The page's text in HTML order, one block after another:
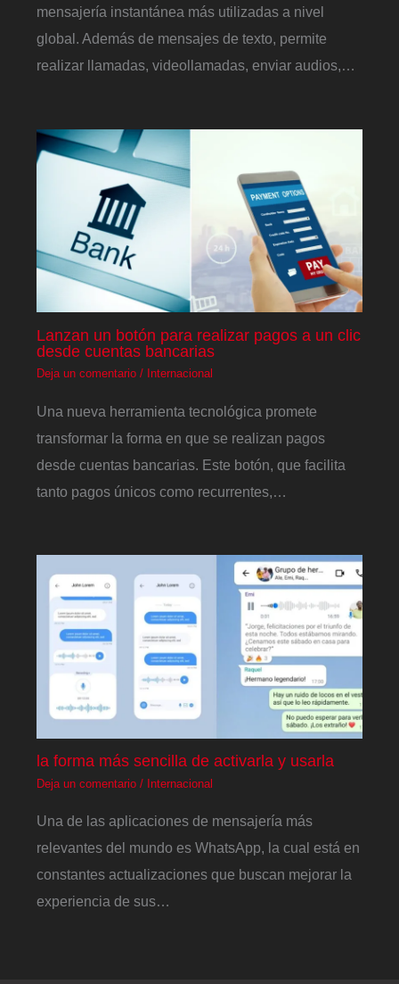
mensajería instantánea más utilizadas a nivel
global. Además de mensajes de texto, permite
realizar llamadas, videollamadas, enviar audios,…
Lanzan un botón para realizar pagos a un clic
desde cuentas bancarias
Deja un comentario / Internacional
Una nueva herramienta tecnológica promete
transformar la forma en que se realizan pagos
desde cuentas bancarias. Este botón, que facilita
tanto pagos únicos como recurrentes,…
la forma más sencilla de activarla y usarla
Deja un comentario / Internacional
Una de las aplicaciones de mensajería más
relevantes del mundo es WhatsApp, la cual está en
constantes actualizaciones que buscan mejorar la
experiencia de sus…